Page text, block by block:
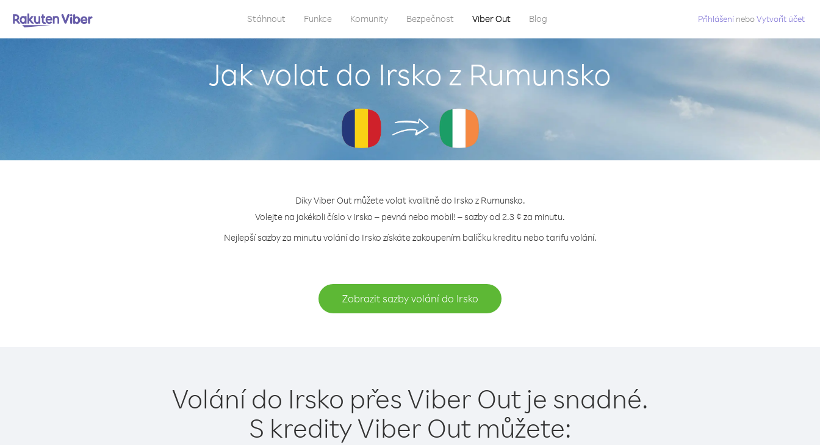
Stáhnout Funkce Komunity Bezpečnost Viber Out Blog Přihlášení neboVytvořit účet
Jak volat do Irsko z Rumunsko
Díky Viber Out můžete volat kvalitně do Irsko z Rumunsko.
Volejte na jakékoli číslo v Irsko – pevná nebo mobil! – sazby od 2.3 ¢ za minutu.
Nejlepší sazby za minutu volání do Irsko získáte zakoupením balíčku kreditu nebo tarifu volání.
Zobrazit sazby volání do Irsko
Volání do Irsko přes Viber Out je snadné.
S kredity Viber Out můžete: